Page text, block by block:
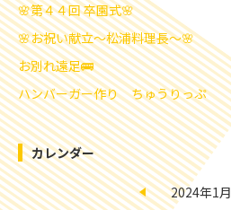
🌸第４４回 卒園式🌸
🌸お祝い献立～松浦料理長～🌸
お別れ遠足🚌
ハンバーガー作り ちゅうりっぷ
カレンダー
2024年1月